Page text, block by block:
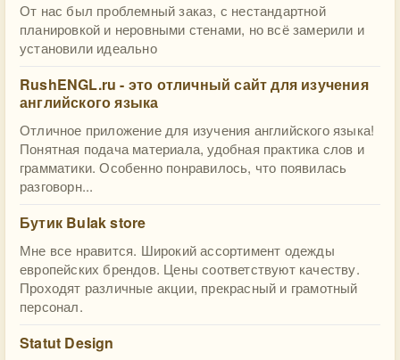
От нас был проблемный заказ, с нестандартной
планировкой и неровными стенами, но всё замерили и
установили идеально
RushENGL.ru - это отличный сайт для изучения
английского языка
Отличное приложение для изучения английского языка!
Понятная подача материала, удобная практика слов и
грамматики. Особенно понравилось, что появилась
разговорн...
Бутик Bulak store
Мне все нравится. Широкий ассортимент одежды
европейских брендов. Цены соответствуют качеству.
Проходят различные акции, прекрасный и грамотный
персонал.
Statut Design